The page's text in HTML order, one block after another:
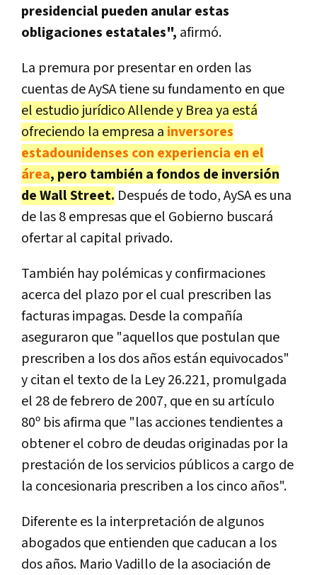
presidencial pueden anular estas
obligaciones estatales", afirmó.
La premura por presentar en orden las
cuentas de AySA tiene su fundamento en que
el estudio jurídico Allende y Brea ya está
ofreciendo la empresa a inversores
estadounidenses con experiencia en el
área, pero también a fondos de inversión
de Wall Street. Después de todo, AySA es una
de las 8 empresas que el Gobierno buscará
ofertar al capital privado.
También hay polémicas y confirmaciones
acerca del plazo por el cual prescriben las
facturas impagas. Desde la compañía
aseguraron que "aquellos que postulan que
prescriben a los dos años están equivocados"
y citan el texto de la Ley 26.221, promulgada
el 28 de febrero de 2007, que en su artículo
80º bis afirma que "las acciones tendientes a
obtener el cobro de deudas originadas por la
prestación de los servicios públicos a cargo de
la concesionaria prescriben a los cinco años".
Diferente es la interpretación de algunos
abogados que entienden que caducan a los
dos años. Mario Vadillo de la asociación de